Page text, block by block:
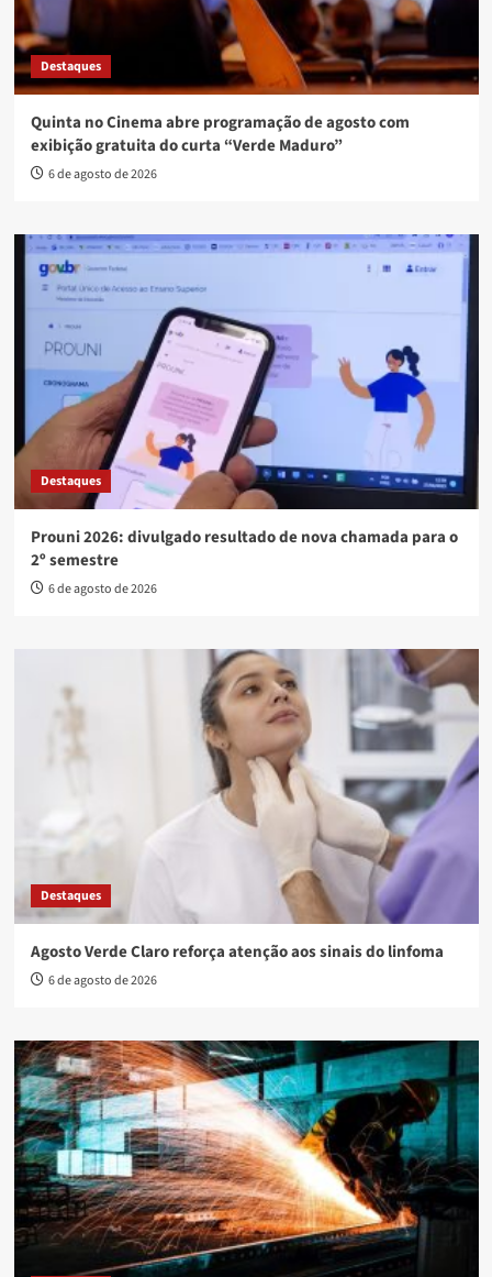
Destaques
Quinta no Cinema abre programação de agosto com
exibição gratuita do curta “Verde Maduro”
6 de agosto de 2026
Destaques
Prouni 2026: divulgado resultado de nova chamada para o
2º semestre
6 de agosto de 2026
Destaques
Agosto Verde Claro reforça atenção aos sinais do linfoma
6 de agosto de 2026